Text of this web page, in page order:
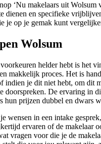
‘Nu makelaars uit Wolsum
dienen en specifieke
je op je gemak kunt
Wolsum
helder hebt is het
makkelijk proces. Het is
indien je dit niet hebt, om dit
doorspreken. De ervaring in
hun prijzen dubbel en dwars
wensen in een intake
ervaren of de makelaar
vragen voor die je de